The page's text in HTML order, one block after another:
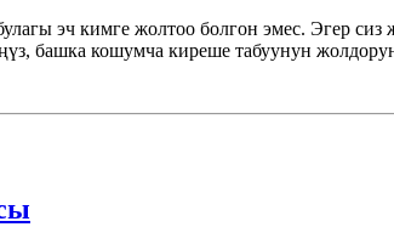
эч кимге жолтоо болгон эмес. Эгер
башка кошумча киреше табуунун